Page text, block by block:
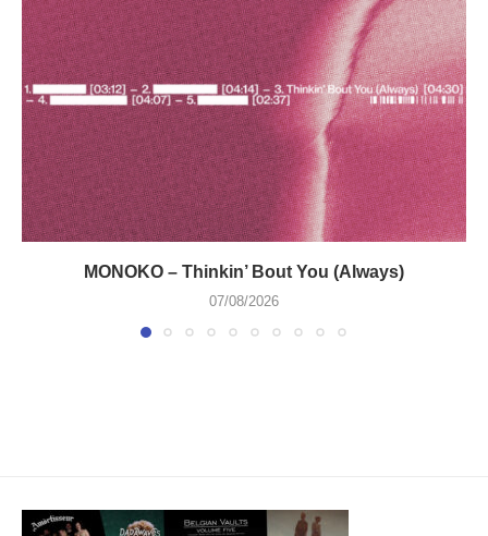
MONOKO – Thinkin’ Bout You (Always)
07/08/2026